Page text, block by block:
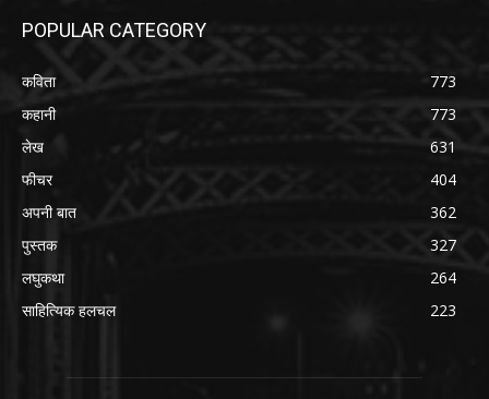
POPULAR CATEGORY
कविता
773
कहानी
773
लेख
631
फीचर
404
अपनी बात
362
पुस्तक
327
लघुकथा
264
साहित्यिक हलचल
223